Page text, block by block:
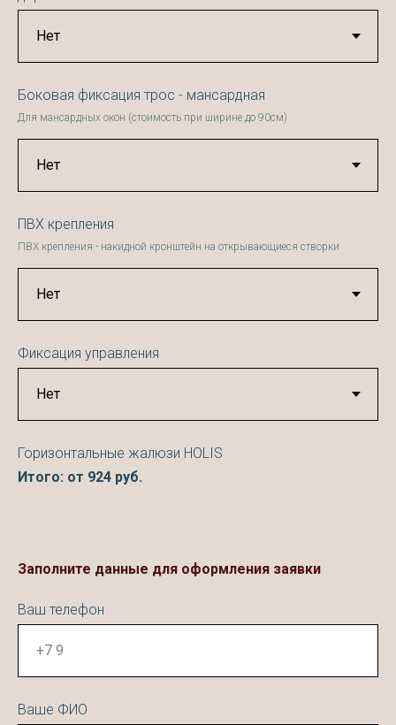
Боковая фиксация трос - мансардная
Для мансардных окон (стоимость при ширине до 90см)
ПВХ крепления
ПВХ крепления - накидной кронштейн на открывающиеся створки
Фиксация управления
Горизонтальные жалюзи HOLIS
Итого: от 924 руб.
Заполните данные для оформления заявки
Ваш телефон
Ваше ФИО